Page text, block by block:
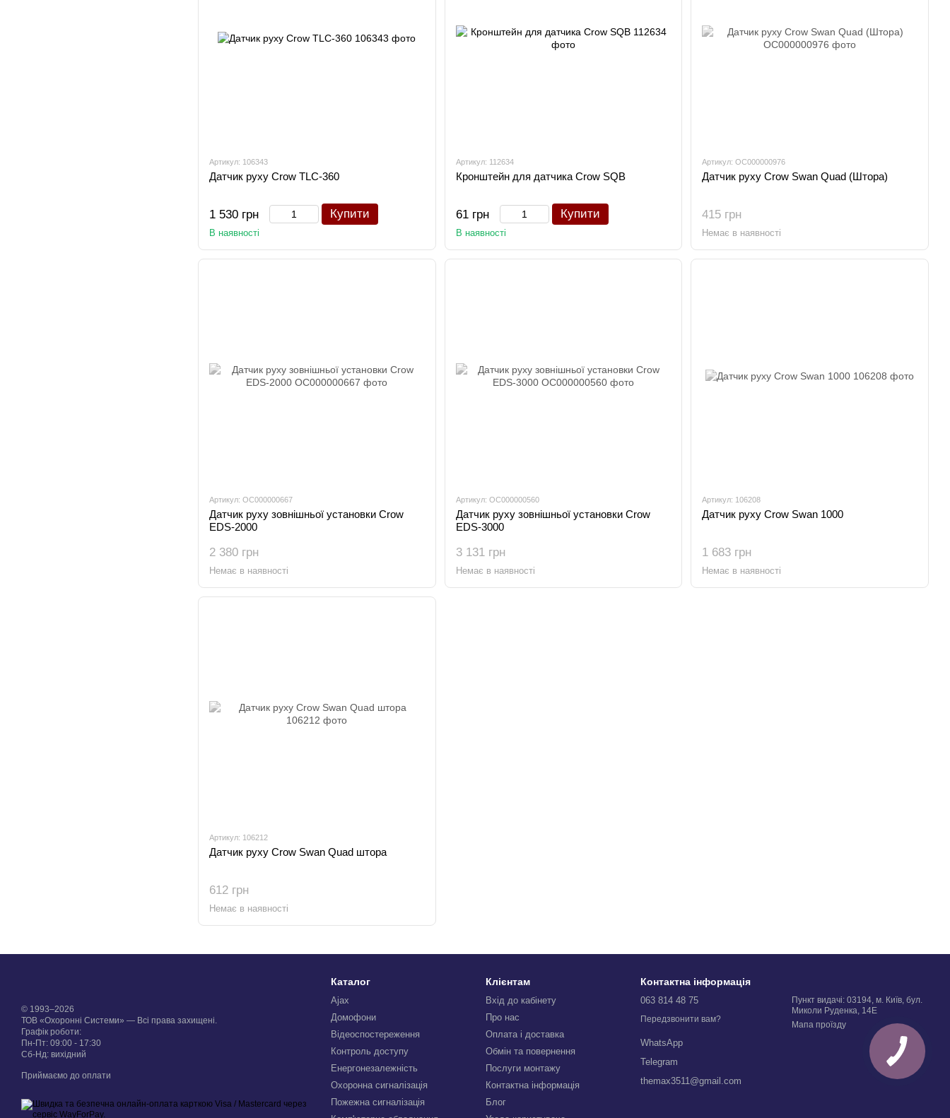
Артикул: 106343
Датчик руху Crow TLC-360
1 530 грн Купити
В наявності
Артикул: 112634
Кронштейн для датчика Crow SQB
61 грн Купити
В наявності
Артикул: OC000000976
Датчик руху Crow Swan Quad (Штора)
415 грн
Немає в наявності
Артикул: OC000000667
Датчик руху зовнішньої установки Crow
EDS-2000
2 380 грн
Немає в наявності
Артикул: OC000000560
Датчик руху зовнішньої установки Crow
EDS-3000
3 131 грн
Немає в наявності
Артикул: 106208
Датчик руху Crow Swan 1000
1 683 грн
Немає в наявності
Артикул: 106212
Датчик руху Crow Swan Quad штора
612 грн
Немає в наявності
© 1993–2026
ТОВ «Охоронні Системи» — Всі права захищені.
Графік роботи:
Пн-Пт: 09:00 - 17:30
Сб-Нд: вихідний
Приймаємо до оплати
Каталог
Ajax
Домофони
Відеоспостереження
Контроль доступу
Енергонезалежність
Охоронна сигналізація
Пожежна сигналізація
Клієнтам
Вхід до кабінету
Про нас
Оплата і доставка
Обмін та повернення
Послуги монтажу
Контактна інформація
Блог
Контактна інформація
063 814 48 75
Передзвонити вам?
WhatsApp
Telegram
themax3511@gmail.com
Пункт видачі: 03194, м. Київ, бул.
Миколи Руденка, 14Е
Мапа проїзду